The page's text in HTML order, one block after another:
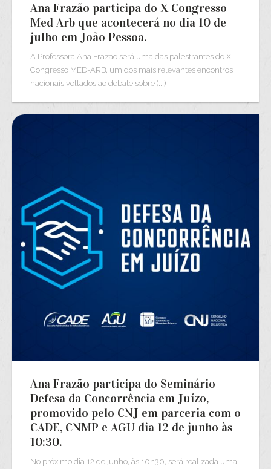
Ana Frazão participa do X Congresso
Med Arb que acontecerá no dia 10 de
julho em João Pessoa.
A Professora Ana Frazão será uma das palestrantes do X
Congresso MED-ARB, um dos mais relevantes encontros
nacionais voltados ao debate sobre (...)
Ana Frazão participa do Seminário
Defesa da Concorrência em Juízo,
promovido pelo CNJ em parceria com o
CADE, CNMP e AGU dia 12 de junho às
10:30.
No próximo dia 12 de junho, às 10h30, será realizada uma